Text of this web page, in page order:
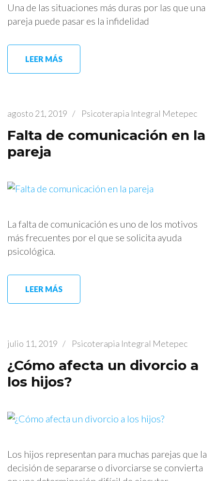
Una de las situaciones más duras por las que una
pareja puede pasar es la infidelidad
LEER MÁS
agosto 21, 2019 / Psicoterapia Integral Metepec
Falta de comunicación en la
pareja
La falta de comunicación es uno de los motivos
más frecuentes por el que se solicita ayuda
psicológica.
LEER MÁS
julio 11, 2019 / Psicoterapia Integral Metepec
¿Cómo afecta un divorcio a
los hijos?
Los hijos representan para muchas parejas que la
decisión de separarse o divorciarse se convierta